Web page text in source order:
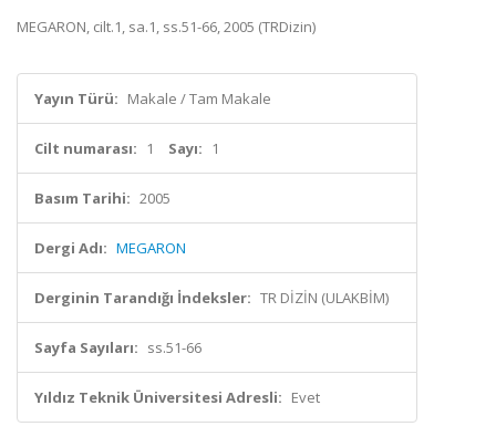
MEGARON, cilt.1, sa.1, ss.51-66, 2005 (TRDizin)
Yayın Türü: Makale / Tam Makale
Cilt numarası: 1 Sayı: 1
Basım Tarihi: 2005
Dergi Adı: MEGARON
Derginin Tarandığı İndeksler: TR DİZİN (ULAKBİM)
Sayfa Sayıları: ss.51-66
Yıldız Teknik Üniversitesi Adresli: Evet